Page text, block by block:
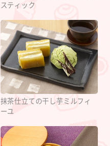
スティック
抹茶仕立ての干し芋ミルフィ
ーユ